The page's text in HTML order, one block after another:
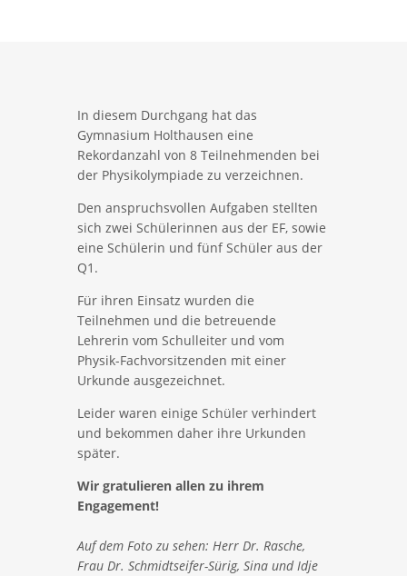
In diesem Durchgang hat das
Gymnasium Holthausen eine
Rekordanzahl von 8 Teilnehmenden bei
der Physikolympiade zu verzeichnen.
Den anspruchsvollen Aufgaben stellten
sich zwei Schülerinnen aus der EF, sowie
eine Schülerin und fünf Schüler aus der
Q1.
Für ihren Einsatz wurden die
Teilnehmen und die betreuende
Lehrerin vom Schulleiter und vom
Physik-Fachvorsitzenden mit einer
Urkunde ausgezeichnet.
Leider waren einige Schüler verhindert
und bekommen daher ihre Urkunden
später.
Wir gratulieren allen zu ihrem
Engagement!
Auf dem Foto zu sehen: Herr Dr. Rasche,
Frau Dr. Schmidtseifer-Sürig, Sina und Idje